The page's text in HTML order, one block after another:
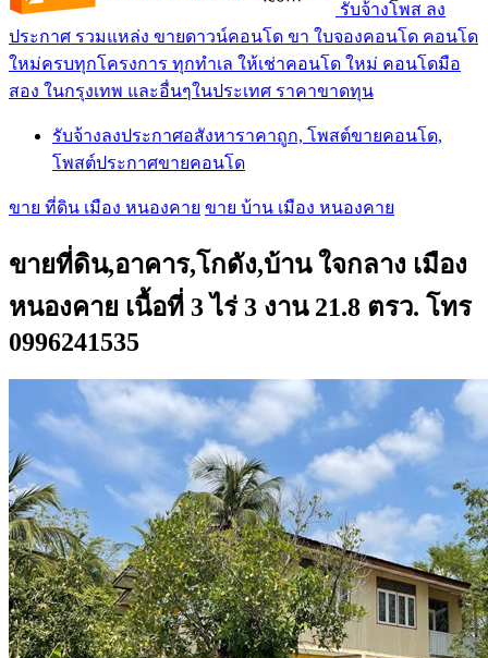
รับจ้างโพส ลง
ประกาศ รวมแหล่ง ขายดาวน์คอนโด ขา ใบจองคอนโด คอนโด
ใหม่ครบทุกโครงการ ทุกทำเล ให้เช่าคอนโด ใหม่ คอนโดมือ
สอง ในกรุงเทพ และอื่นๆในประเทศ ราคาขาดทุน
รับจ้างลงประกาศอสังหาราคาถูก, โพสต์ขายคอนโด,
โพสต์ประกาศขายคอนโด
ขาย ที่ดิน เมือง หนองคาย ขาย บ้าน เมือง หนองคาย
ขายที่ดิน,อาคาร,โกดัง,บ้าน ใจกลาง เมือง
หนองคาย เนื้อที่ 3 ไร่ 3 งาน 21.8 ตรว. โทร
0996241535